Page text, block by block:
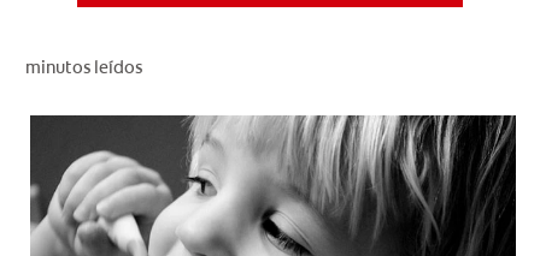
PARA PROFESIONALES
DÓNDE COMPRAR
minutos leídos